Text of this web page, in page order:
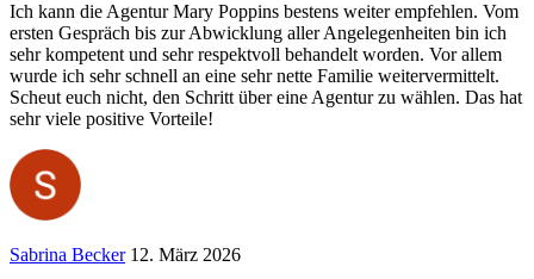
Ich kann die Agentur Mary Poppins bestens weiter empfehlen. Vom
ersten Gespräch bis zur Abwicklung aller Angelegenheiten bin ich
sehr kompetent und sehr respektvoll behandelt worden. Vor allem
wurde ich sehr schnell an eine sehr nette Familie weitervermittelt.
Scheut euch nicht, den Schritt über eine Agentur zu wählen. Das hat
sehr viele positive Vorteile!
Sabrina Becker 12. März 2026